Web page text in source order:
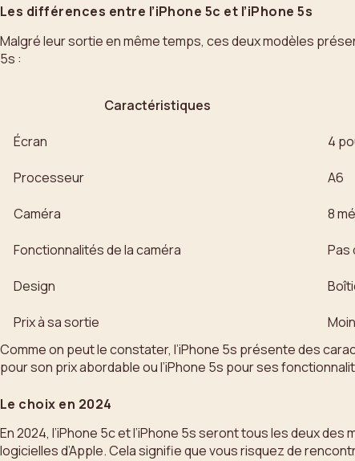
Les différences entre l’iPhone 5c et l’iPhone 5s
Malgré leur sortie en même temps, ces deux modèles
5s :
Caractéristiques
Écran 4
Processeur A6
Caméra 8
Fonctionnalités de la caméra Pas
Design
Prix à sa sortie
Comme on peut le constater, l’iPhone 5s présente des
pour son prix abordable ou l’iPhone 5s pour ses
Le choix en 2024
En 2024, l’iPhone 5c et l’iPhone 5s seront tous les deux
logicielles d’Apple. Cela signifie que vous risquez de